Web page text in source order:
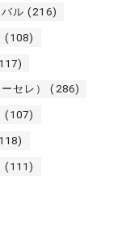
ル (216)
(108)
セレ） (286)
(107)
(111)